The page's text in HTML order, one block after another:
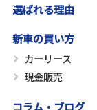
選ばれる理由
新車の買い方
カーリース
現金販売
コラム・ブログ